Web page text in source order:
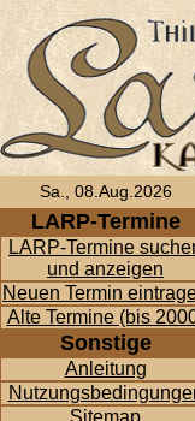
Sa., 08.Aug.2026
LARP-Termine
LARP-Termine
und anzeigen
Neuen Termin
Alte Termine (bis
Sonstige
Anleitung
Sitemap